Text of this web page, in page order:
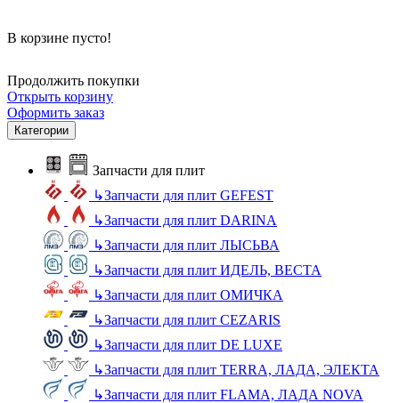
В корзине пусто!
Продолжить покупки
Открыть корзину
Оформить заказ
Категории
Запчасти для плит
↳Запчасти для плит GEFEST
↳Запчасти для плит DARINA
↳Запчасти для плит ЛЫСЬВА
↳Запчасти для плит ИДЕЛЬ, ВЕСТА
↳Запчасти для плит ОМИЧКА
↳Запчасти для плит CEZARIS
↳Запчасти для плит DE LUXE
↳Запчасти для плит TERRA, ЛАДА, ЭЛЕКТА
↳Запчасти для плит FLAMA, ЛАДА NOVA